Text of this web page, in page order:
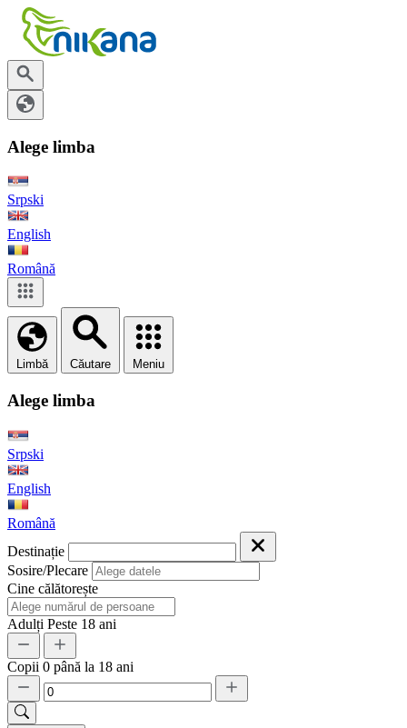
Alege limba
Srpski
English
Română
Limbă Căutare Meniu
Alege limba
Srpski
English
Română
Destinație
Sosire/Plecare
Cine călătorește
Adulți Peste 18 ani
Copii 0 până la 18 ani